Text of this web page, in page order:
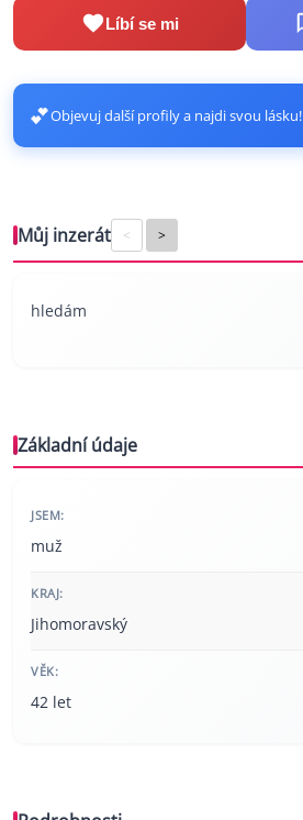
Líbí se mi
💕Objevuj další profily a najdi svou lásku!
Můj inzerát < >
hledám
Základní údaje
JSEM:
muž
KRAJ:
Jihomoravský
VĚK:
42 let